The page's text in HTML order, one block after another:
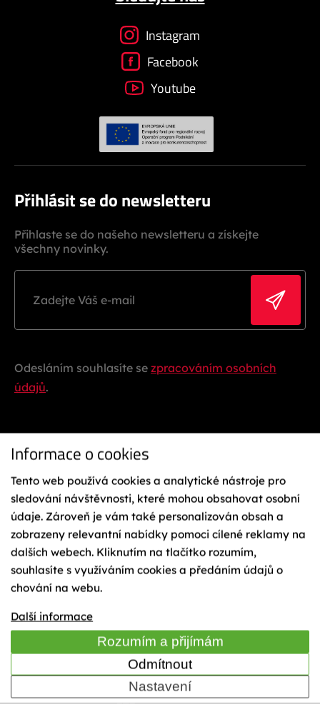
Instagram
Facebook
Youtube
Přihlásit se do newsletteru
Přihlaste se do našeho newsletteru a získejte
všechny novinky.
Odesláním souhlasíte se zpracováním osobních
údajů.
© 2023 Sporten - KÄSTLE CZ, a.s.
Ochrana osobních údajů
Reklamační řád
Vázání na lyže
Obchodní podmínky
Cookies
Informace o cookies
Tento web používá cookies a analytické nástroje pro
sledování návštěvnosti, které mohou obsahovat osobní
údaje. Zároveň je vám také personalizován obsah a
zobrazeny relevantní nabídky pomoci cílené reklamy na
dalších webech. Kliknutím na tlačítko rozumím,
souhlasíte s využíváním cookies a předáním údajů o
chování na webu.
Další informace
Rozumím a přijímám
Odmítnout
Nastavení